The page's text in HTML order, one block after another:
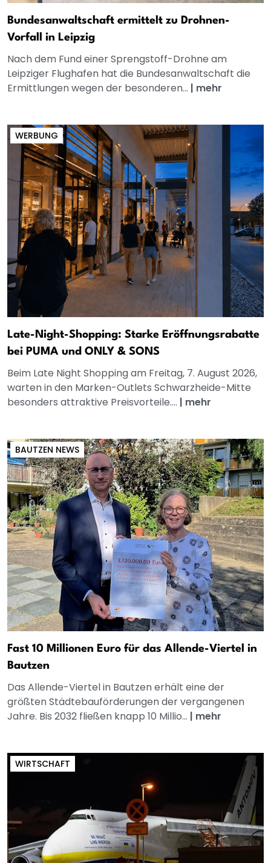
Bundesanwaltschaft ermittelt zu Drohnen-
Vorfall in Leipzig
Nach dem Fund einer Sprengstoff-Drohne am
Leipziger Flughafen hat die Bundesanwaltschaft die
Ermittlungen wegen der besonderen... | mehr
WERBUNG
Late-Night-Shopping: Starke Eröffnungsrabatte
bei PUMA und ONLY & SONS
Beim Late Night Shopping am Freitag, 7. August 2026,
warten in den Marken-Outlets Schwarzheide-Mitte
besonders attraktive Preisvorteile.... | mehr
BAUTZEN NEWS
Fast 10 Millionen Euro für das Allende-Viertel in
Bautzen
Das Allende-Viertel in Bautzen erhält eine der
größten Städtebauförderungen der vergangenen
Jahre. Bis 2032 fließen knapp 10 Millio... | mehr
WIRTSCHAFT